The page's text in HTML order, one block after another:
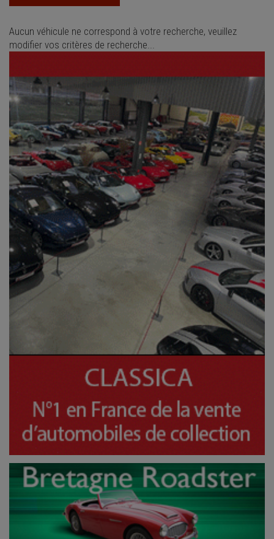
Aucun véhicule ne correspond à votre recherche, veuillez
modifier vos critères de recherche...